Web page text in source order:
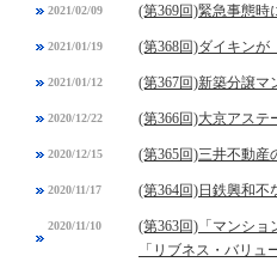
2021/02/09 (第369回)緊急事態時
2021/01/19 (第368回)ダイキン
2021/01/12 (第367回)新築分譲
2020/12/22 (第366回)大京アス
2020/12/15 (第365回)三井不動
2020/11/17 (第364回)日鉄興和
2020/11/10
(第363回)「マンシ
「リブネス・バリュ